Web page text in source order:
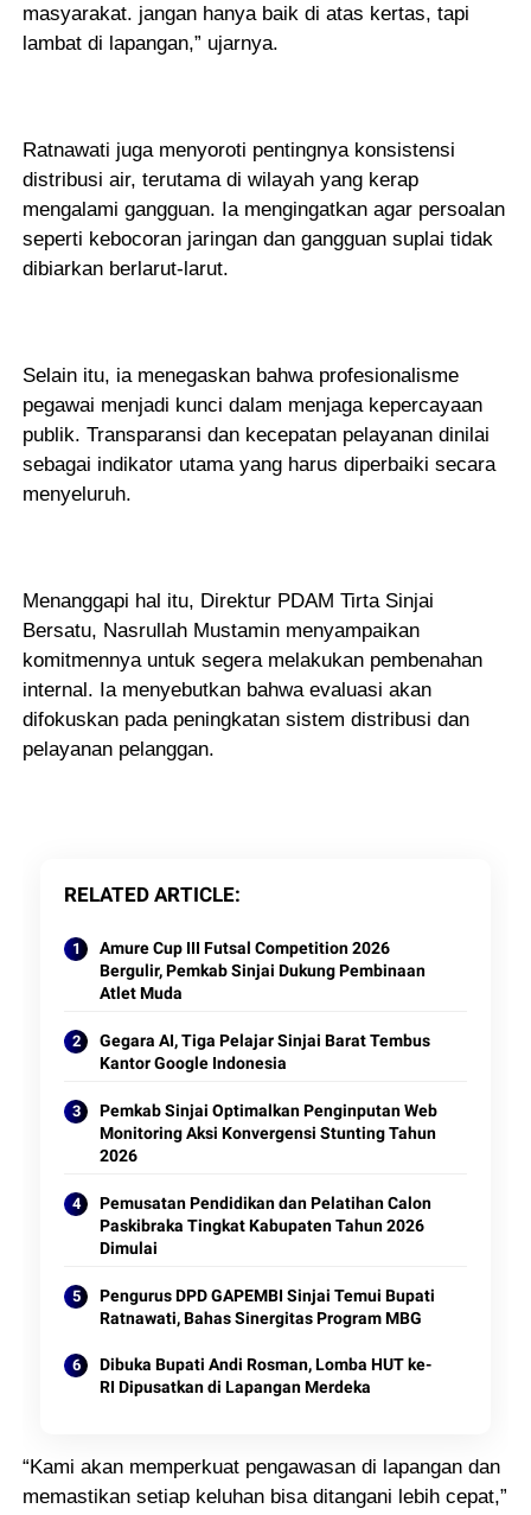
masyarakat. jangan hanya baik di atas kertas, tapi
lambat di lapangan,” ujarnya.
Ratnawati juga menyoroti pentingnya konsistensi
distribusi air, terutama di wilayah yang kerap
mengalami gangguan. Ia mengingatkan agar persoalan
seperti kebocoran jaringan dan gangguan suplai tidak
dibiarkan berlarut-larut.
Selain itu, ia menegaskan bahwa profesionalisme
pegawai menjadi kunci dalam menjaga kepercayaan
publik. Transparansi dan kecepatan pelayanan dinilai
sebagai indikator utama yang harus diperbaiki secara
menyeluruh.
Menanggapi hal itu, Direktur PDAM Tirta Sinjai
Bersatu, Nasrullah Mustamin menyampaikan
komitmennya untuk segera melakukan pembenahan
internal. Ia menyebutkan bahwa evaluasi akan
difokuskan pada peningkatan sistem distribusi dan
pelayanan pelanggan.
RELATED ARTICLE
Amure Cup III Futsal Competition 2026
Bergulir, Pemkab Sinjai Dukung Pembinaan
Atlet Muda
Gegara AI, Tiga Pelajar Sinjai Barat Tembus
Kantor Google Indonesia
Pemkab Sinjai Optimalkan Penginputan Web
Monitoring Aksi Konvergensi Stunting Tahun
2026
Pemusatan Pendidikan dan Pelatihan Calon
Paskibraka Tingkat Kabupaten Tahun 2026
Dimulai
Pengurus DPD GAPEMBI Sinjai Temui Bupati
Ratnawati, Bahas Sinergitas Program MBG
Dibuka Bupati Andi Rosman, Lomba HUT ke-
RI Dipusatkan di Lapangan Merdeka
“Kami akan memperkuat pengawasan di lapangan dan
memastikan setiap keluhan bisa ditangani lebih cepat,”